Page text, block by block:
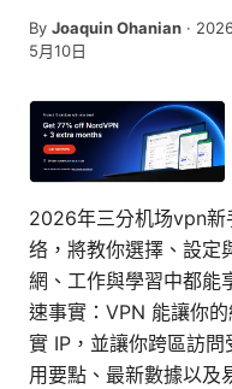
By Joaquin Ohanian ·
5月10日
2026年三分机场vpn新
络，將教你選擇、設定
網、工作與學習中都能
速事實：VPN 能讓你
實 IP，並讓你跨區訪
用要點、最新數據以及